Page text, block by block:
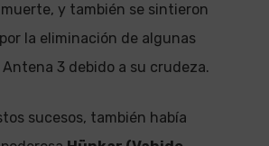
y también se sintieron
la eliminación de algunas
3 debido a su crudeza.
sucesos, también había